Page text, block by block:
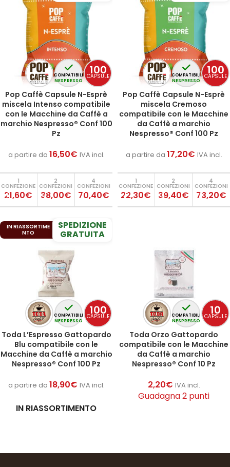
100
CAPSULE
COMPATIBILI
NESPRESSO
Pop Caffè Capsule N-Esprè
miscela Intenso compatibile
con le Macchine da Caffè a
marchio Nespresso® Conf 100
Pz
a partire da 16,50€ IVA incl.
1
CONFEZIONE
21,60€
2
CONFEZIONI
38,00€
4
CONFEZIONI
70,40€
100
CAPSULE
COMPATIBILI
NESPRESSO
Pop Caffè Capsule N-Esprè
miscela Cremoso
compatibile con le Macchine
da Caffè a marchio
Nespresso® Conf 100 Pz
a partire da 17,20€ IVA incl.
1
CONFEZIONE
22,30€
2
CONFEZIONI
39,40€
4
CONFEZIONI
73,20€
IN RIASSORTIME
NTO
100
CAPSULE
COMPATIBILI
NESPRESSO
SPEDIZIONE
GRATUITA
Toda L’Espresso Gattopardo
Blu compatibile con le
Macchine da Caffè a marchio
Nespresso® Conf 100 Pz
a partire da 18,90€ IVA incl.
IN RIASSORTIMENTO
10
CAPSULE
COMPATIBILI
NESPRESSO
Toda Orzo Gattopardo
compatibile con le Macchine
da Caffè a marchio
Nespresso® Conf 10 Pz
2,20€ IVA incl.
Guadagna 2 punti